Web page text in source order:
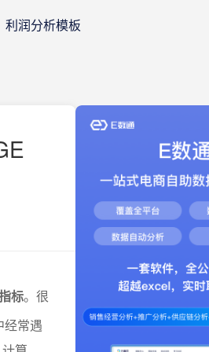
利润分析模板
标。很
经常遇